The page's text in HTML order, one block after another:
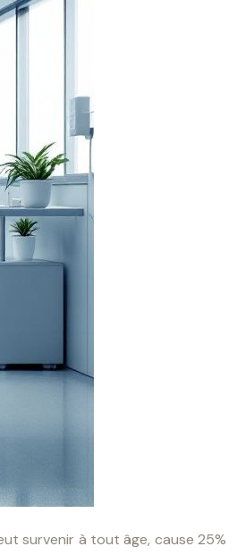
survenir à tout âge, cause 25%